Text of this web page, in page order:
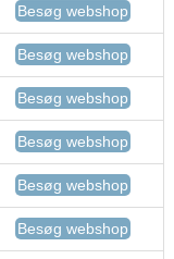
Besøg webshop
Besøg webshop
Besøg webshop
Besøg webshop
Besøg webshop
Besøg webshop